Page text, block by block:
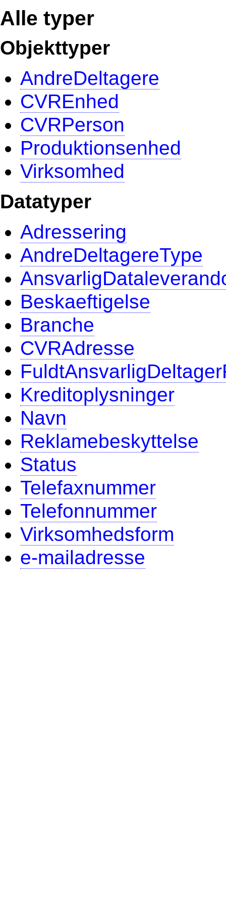
Alle typer
Objekttyper
AndreDeltagere
CVREnhed
CVRPerson
Produktionsenhed
Virksomhed
Datatyper
Adressering
AndreDeltagereType
Beskaeftigelse
Branche
CVRAdresse
Kreditoplysninger
Navn
Reklamebeskyttelse
Status
Telefaxnummer
Telefonnummer
Virksomhedsform
e-mailadresse